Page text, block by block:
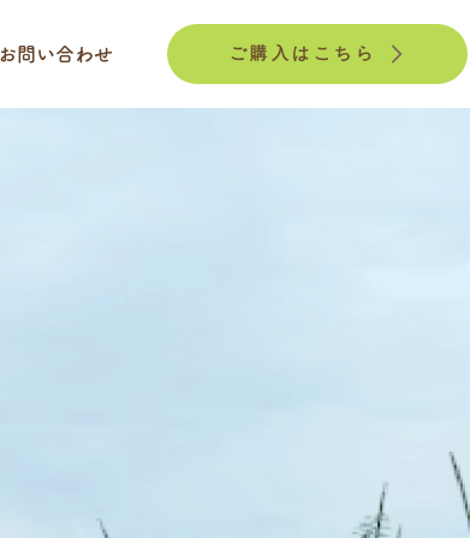
お問い合わせ ご購入はこちら